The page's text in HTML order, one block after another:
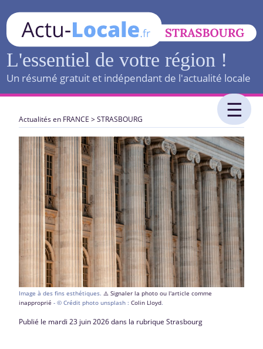
L'essentiel de votre région !
Un résumé gratuit et indépendant de l'actualité locale
Actualités en FRANCE >STRASBOURG
Image à des fins esthétiques. ⚠️ Signaler la photo ou l'article comme
inapproprié - © Crédit photo unsplash : Colin Lloyd.
Publié le mardi 23 juin 2026 dans la rubrique Strasbourg